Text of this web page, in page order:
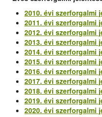
2010. évi szerforgalmi
2011. évi szerforgalmi
2012. évi szerforgalmi
2013. évi szerforgalmi
2014. évi szerforgalmi
2015. évi szerforgalmi
2016. évi szerforgalmi
2017. évi szerforgalmi
2018. évi szerforgalmi
2019. évi szerforgalmi
2020. évi szerforgalmi